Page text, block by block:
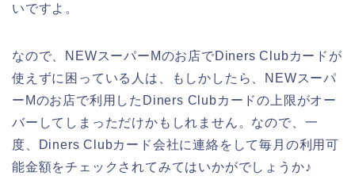
いですよ。
なので、NEWスーパーMのお店でDiners Clubカードが
使えずに困っている人は、もしかしたら、NEWスーパ
ーMのお店で利用したDiners Clubカードの上限がオー
バーしてしまっただけかもしれません。なので、一
度、Diners Clubカード会社に連絡をして毎月の利用可
能金額をチェックされてみてはいかがでしょうか♪